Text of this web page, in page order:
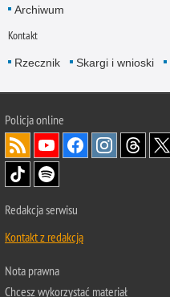
Archiwum
Kontakt
Rzecznik Skargi i wnioski
Policjaonline
Redakcja serwisu
Kontakt z redakcją
Nota prawna
Chcesz wykorzystać materiał